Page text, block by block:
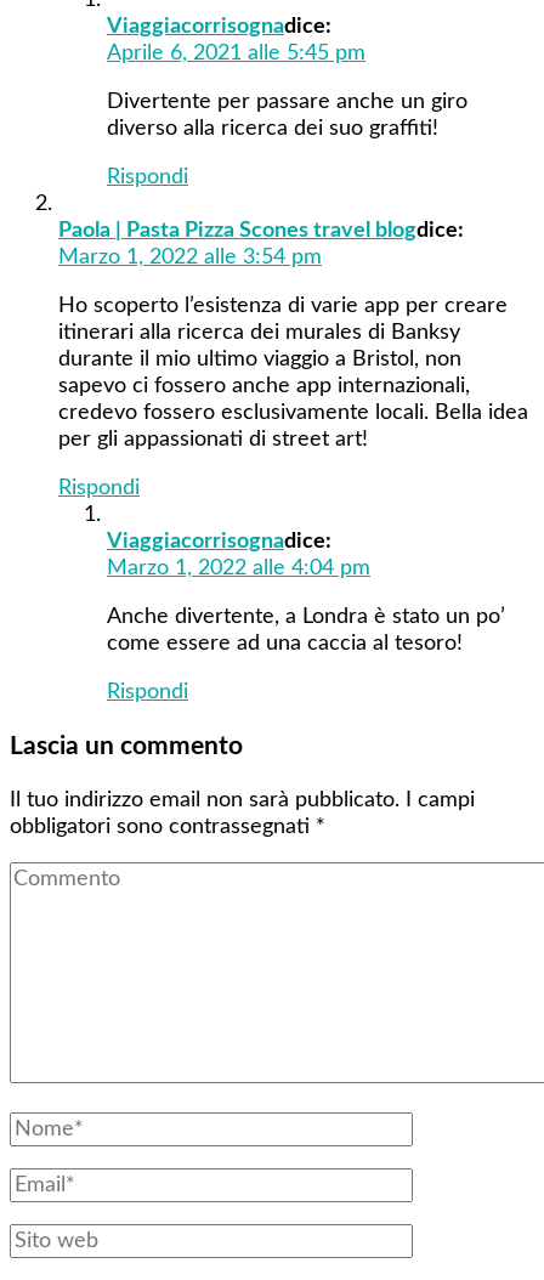
Viaggiacorrisognadice:
Aprile 6, 2021 alle 5:45 pm
Divertente per passare anche un giro
diverso alla ricerca dei suo graffiti!
Rispondi
Paola | Pasta Pizza Scones travel blogdice:
Marzo 1, 2022 alle 3:54 pm
Ho scoperto l’esistenza di varie app per creare
itinerari alla ricerca dei murales di Banksy
durante il mio ultimo viaggio a Bristol, non
sapevo ci fossero anche app internazionali,
credevo fossero esclusivamente locali. Bella idea
per gli appassionati di street art!
Rispondi
Viaggiacorrisognadice:
Marzo 1, 2022 alle 4:04 pm
Anche divertente, a Londra è stato un po’
come essere ad una caccia al tesoro!
Rispondi
Lascia un commento
Il tuo indirizzo email non sarà pubblicato.
I campi
obbligatori sono contrassegnati *